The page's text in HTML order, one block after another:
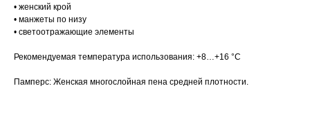
• женский крой
• манжеты по низу
• светоотражающие элементы
Рекомендуемая температура использования: +8…+16 °C
Памперс: Женская многослойная пена средней плотности.